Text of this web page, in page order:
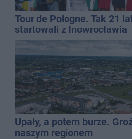
Tour de Pologne. Tak 21
startowali z Inowrocławia
Upały, a potem burze.
naszym regionem